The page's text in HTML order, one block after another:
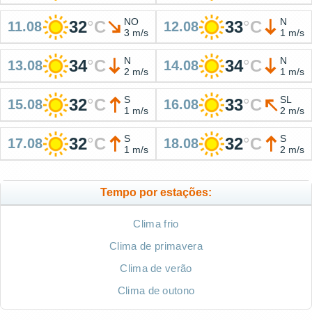
11.08 32°C
NO
3 m/s
12.08 33°C
N
1 m/s
13.08 34°C
N
2 m/s
14.08 34°C
N
1 m/s
15.08 32°C
S
1 m/s
16.08 33°C
SL
2 m/s
17.08 32°C
S
1 m/s
18.08 32°C
S
2 m/s
Tempo por estações:
Clima frio
Clima de primavera
Clima de verão
Clima de outono